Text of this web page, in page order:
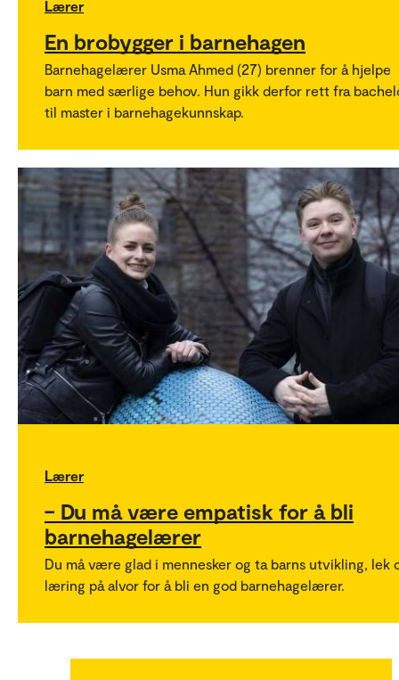
Lærer
En brobygger i barnehagen
Barnehagelærer Usma Ahmed (27) brenner for å hjelpe
barn med særlige behov. Hun gikk derfor rett fra
til master i barnehagekunnskap.
Lærer
– Du må være empatisk for å bli
barnehagelærer
Du må være glad i mennesker og ta barns utvikling, lek
læring på alvor for å bli en god barnehagelærer.